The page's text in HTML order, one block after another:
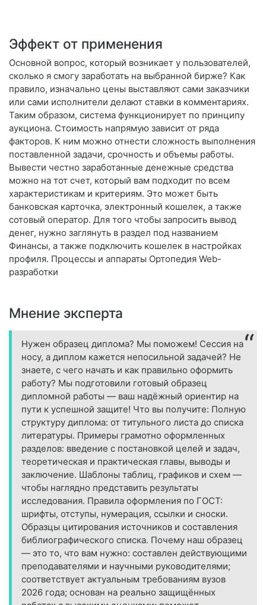
Эффект от применения
Основной вопрос, который возникает у пользователей,
сколько я смогу заработать на выбранной бирже? Как
правило, изначально цены выставляют сами заказчики
или сами исполнители делают ставки в комментариях.
Таким образом, система функционирует по принципу
аукциона. Стоимость напрямую зависит от ряда
факторов. К ним можно отнести сложность выполнения
поставленной задачи, срочность и объемы работы.
Вывести честно заработанные денежные средства
можно на тот счет, который вам подходит по всем
характеристикам и критериям. Это может быть
банковская карточка, электронный кошелек, а также
сотовый оператор. Для того чтобы запросить вывод
денег, нужно заглянуть в раздел под названием
Финансы, а также подключить кошелек в настройках
профиля. Процессы и аппараты Ортопедия Web-
разработки
Мнение эксперта
Нужен образец диплома? Мы поможем! Сессия на
носу, а диплом кажется непосильной задачей? Не
знаете, с чего начать и как правильно оформить
работу? Мы подготовили готовый образец
дипломной работы — ваш надёжный ориентир на
пути к успешной защите! Что вы получите: Полную
структуру диплома: от титульного листа до списка
литературы. Примеры грамотно оформленных
разделов: введение с постановкой целей и задач,
теоретическая и практическая главы, выводы и
заключение. Шаблоны таблиц, графиков и схем —
чтобы наглядно представить результаты
исследования. Правила оформления по ГОСТ:
шрифты, отступы, нумерация, ссылки и сноски.
Образцы цитирования источников и составления
библиографического списка. Почему наш образец
— это то, что вам нужно: составлен действующими
преподавателями и научными руководителями;
соответствует актуальным требованиям вузов
2026 года; основан на реально защищённых